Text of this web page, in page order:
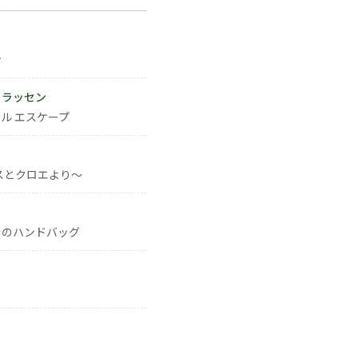
ッセン
エスケープ
クロエより～
ハンドバッグ